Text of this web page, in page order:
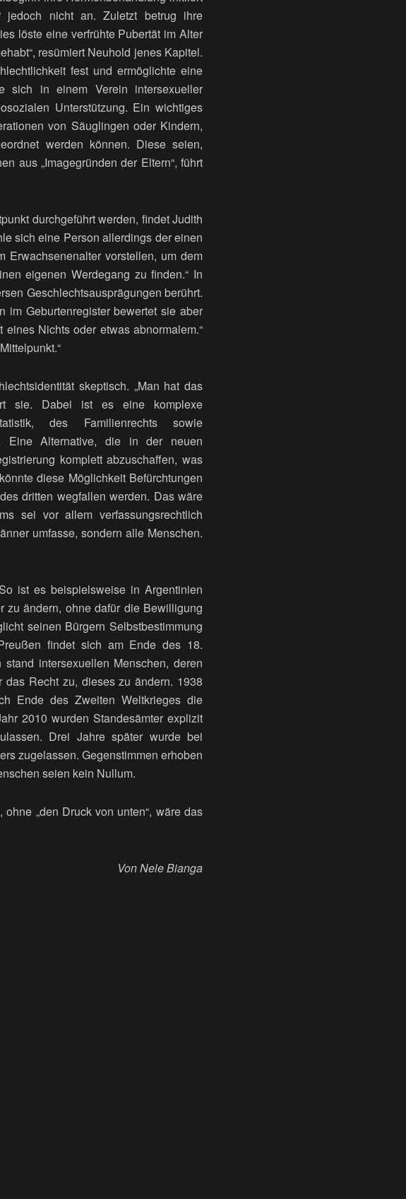
jedoch nicht an. Zuletzt betrug ihre
löste eine verfrühte Pubertät im Alter
resümiert Neuhold jenes Kapitel.
fest und ermöglichte eine
sich in einem Verein intersexueller
Unterstützung. Ein wichtiges
von Säuglingen oder Kindern,
werden können. Diese seien,
aus „Imagegründen der Eltern“, führt
durchgeführt werden, findet Judith
sich eine Person allerdings der einen
vorstellen, um dem
eigenen Werdegang zu finden.“ In
Geschlechtsausprägungen berührt.
im Geburtenregister bewertet sie aber
Nichts oder etwas abnormalem.“
skeptisch. „Man hat das
sie. Dabei ist es eine komplexe
des Familienrechts sowie
Eine Alternative, die in der neuen
komplett abzuschaffen, was
diese Möglichkeit Befürchtungen
dritten wegfallen werden. Das wäre
sei vor allem verfassungsrechtlich
umfasse, sondern alle Menschen.
ist es beispielsweise in Argentinien
zu ändern, ohne dafür die Bewilligung
seinen Bürgern Selbstbestimmung
findet sich am Ende des 18.
intersexuellen Menschen, deren
das Recht zu, dieses zu ändern. 1938
Ende des Zweiten Weltkrieges die
2010 wurden Standesämter explizit
Drei Jahre später wurde bei
zugelassen. Gegenstimmen erhoben
seien kein Nullum.
„den Druck von unten“, wäre das
Von Nele Bianga